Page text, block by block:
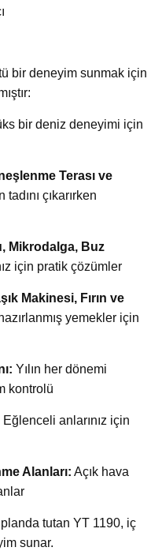
bir deneyim sunmak için
bir deniz deneyimi için
Terası ve
tadını çıkarırken
Mikrodalga, Buz
için pratik çözümler
Makinesi, Fırın ve
yemekler için
Yılın her dönemi
kontrolü
Eğlenceli anlarınız için
Alanları: Açık hava
tutan YT 1190, iç
sunar.